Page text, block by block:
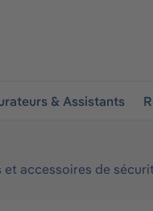
& Assistants
et accessoires de